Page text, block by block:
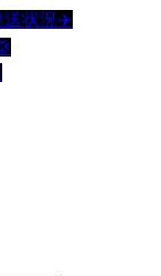
送状況✈️